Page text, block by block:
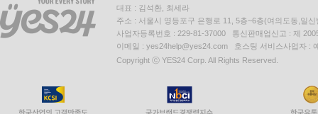
대표 : 김석환, 최세라
주소 : 서울시 영등포구 은행로 11, 5층~6층(여의도동,일신
사업자등록번호 : 229-81-37000 통신판매업신고 : 제
이메일 : yes24help@yes24.com 호스팅 서비스사업자 :
Copyright ⓒ YES24 Corp. All Rights Reserved.